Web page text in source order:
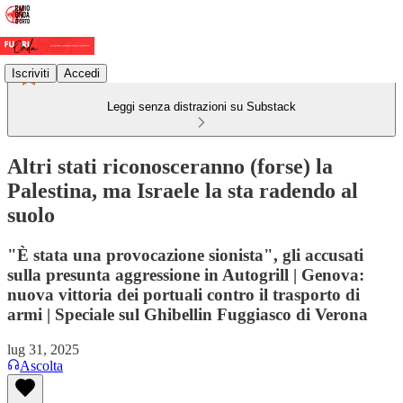
Iscriviti Accedi
Leggi senza distrazioni su Substack
Altri stati riconosceranno (forse) la
Palestina, ma Israele la sta radendo al
suolo
"È stata una provocazione sionista", gli accusati
sulla presunta aggressione in Autogrill | Genova:
nuova vittoria dei portuali contro il trasporto di
armi | Speciale sul Ghibellin Fuggiasco di Verona
lug 31, 2025
Ascolta